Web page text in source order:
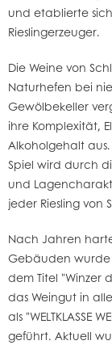
und etablierte
Rieslingerzeuger.
Die Weine von
Naturhefen bei
Gewölbekeller
ihre Komplexität,
Alkoholgehalt
Spiel wird durch
und
jeder Riesling von
Nach Jahren
Gebäuden wurde
dem Titel "Winzer
das Weingut in
als "WELTKLASSE
geführt. Aktuell